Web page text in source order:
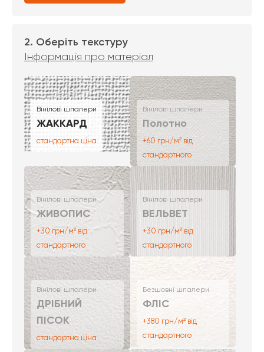
2. Оберіть текстуру
Інформація про матеріал
Вінілові шпалери
ЖАККАРД
стандартна ціна
Вінілові шпалери
Полотно
+60 грн/м² від
стандартного
Вінілові шпалери
ЖИВОПИС
+30 грн/м² від
стандартного
Вінілові шпалери
ВЕЛЬВЕТ
+30 грн/м² від
стандартного
Вінілові шпалери
ДРІБНИЙ
ПІСОК
стандартна ціна
Безшовні шпалери
ФЛІС
+380 грн/м² від
стандартного